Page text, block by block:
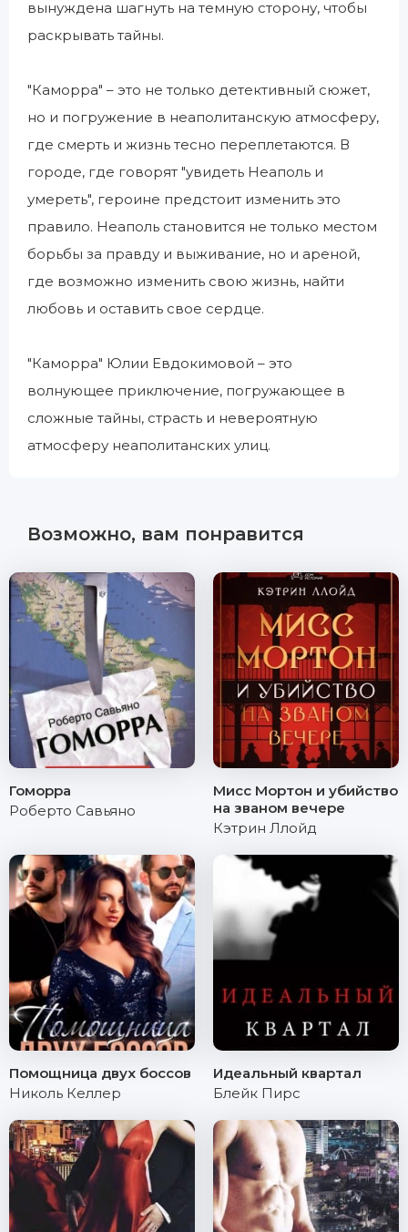
вынуждена шагнуть на темную сторону, чтобы
раскрывать тайны.
"Каморра" – это не только детективный сюжет,
но и погружение в неаполитанскую атмосферу,
где смерть и жизнь тесно переплетаются. В
городе, где говорят "увидеть Неаполь и
умереть", героине предстоит изменить это
правило. Неаполь становится не только местом
борьбы за правду и выживание, но и ареной,
где возможно изменить свою жизнь, найти
любовь и оставить свое сердце.
"Каморра" Юлии Евдокимовой – это
волнующее приключение, погружающее в
сложные тайны, страсть и невероятную
атмосферу неаполитанских улиц.
Возможно, вам понравится
Гоморра
Роберто Савьяно
Мисс Мортон и убийство
на званом вечере
Кэтрин Ллойд
Помощница двух боссов
Николь Келлер
Идеальный квартал
Блейк Пирс